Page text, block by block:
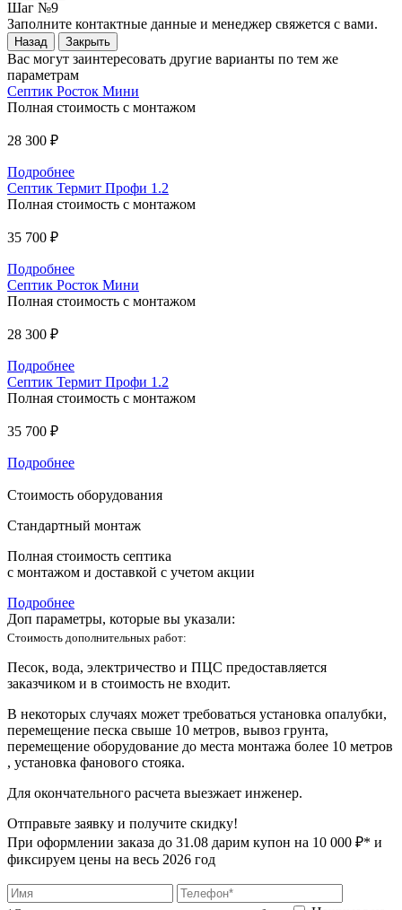
Шаг №9
Заполните контактные данные и менеджер свяжется с вами.
Назад Закрыть
Вас могут заинтересовать другие варианты по тем же
параметрам
Септик Росток Мини
Полная стоимость с монтажом
28 300 ₽
Подробнее
Септик Термит Профи 1.2
Полная стоимость с монтажом
35 700 ₽
Подробнее
Септик Росток Мини
Полная стоимость с монтажом
28 300 ₽
Подробнее
Септик Термит Профи 1.2
Полная стоимость с монтажом
35 700 ₽
Подробнее
Стоимость оборудования
Стандартный монтаж
Полная стоимость септика
с монтажом и доставкой с учетом акции
Подробнее
Доп параметры, которые вы указали:
Стоимость дополнительных работ:
Песок, вода, электричество и ПЦС предоставляется
заказчиком и в стоимость не входит.
В некоторых случаях может требоваться установка опалубки,
перемещение песка свыше 10 метров, вывоз грунта,
перемещение оборудование до места монтажа более 10 метров
, установка фанового стояка.
Для окончательного расчета выезжает инженер.
Отправьте заявку и получите скидку!
При оформлении заказа до 31.08 дарим купон на 10 000 ₽* и
фиксируем цены на весь 2026 год